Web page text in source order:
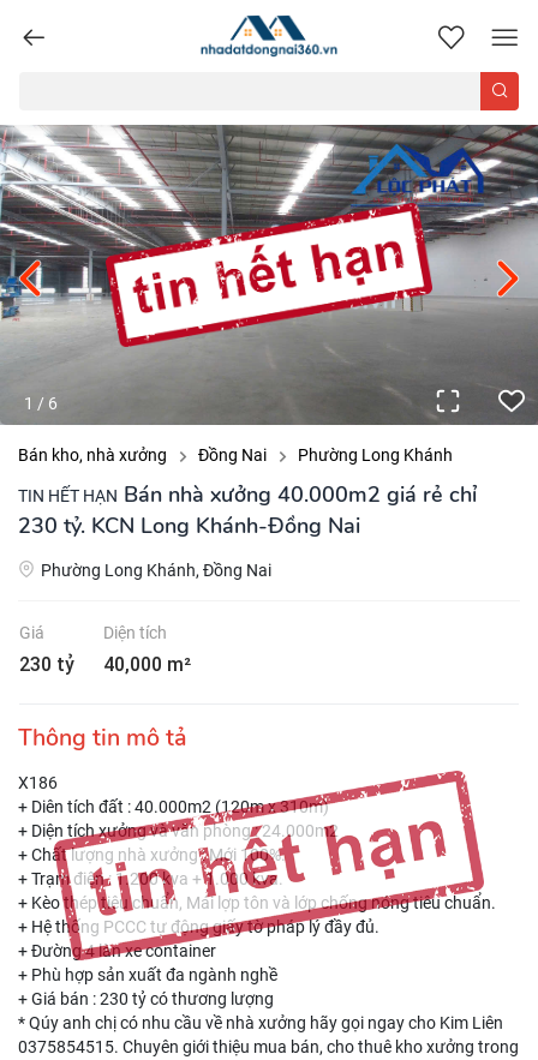
nhadatdongnai360.vn
1 / 6
Bán kho, nhà xưởng Đồng Nai Phường Long Khánh
TIN HẾT HẠN Bán nhà xưởng 40.000m2 giá rẻ chỉ
230 tỷ. KCN Long Khánh-Đồng Nai
Phường Long Khánh, Đồng Nai
Giá
230 tỷ
Diện tích
40,000 m²
Thông tin mô tả
X186
+ Diên tích đất : 40.000m2 (120m x 310m)
+ Diện tích xưởng và văn phòng : 24.000m2
+ Chất lượng nhà xưởng : Mới 100%.
+ Trạm điện : 1.200 kva + 1.000 kva.
+ Kèo thép tiêu chuẩn, Mái lợp tôn và lớp chống nóng tiêu chuẩn.
+ Hệ thống PCCC tự động giấy tờ pháp lý đầy đủ.
+ Đường 4 làn xe container
+ Phù hợp sản xuất đa ngành nghề
+ Giá bán : 230 tỷ có thương lượng
* Qúy anh chị có nhu cầu về nhà xưởng hãy gọi ngay cho Kim Liên
0375854515. Chuyên giới thiệu mua bán, cho thuê kho xưởng trong